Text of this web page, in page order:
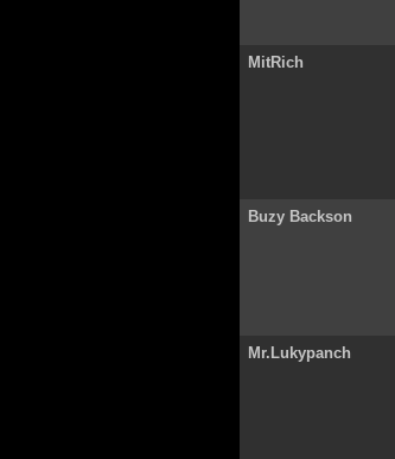
MitRich
Buzy Backson
Mr.Lukypanch